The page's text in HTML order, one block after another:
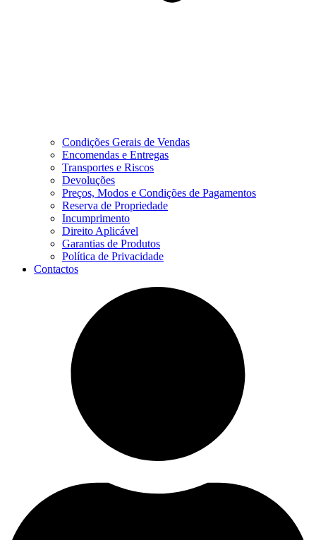
Condições Gerais de Vendas
Encomendas e Entregas
Transportes e Riscos
Devoluções
Preços, Modos e Condições de Pagamentos
Reserva de Propriedade
Incumprimento
Direito Aplicável
Garantias de Produtos
Política de Privacidade
Contactos